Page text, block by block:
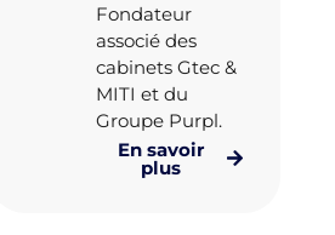
Fondateur
associé des
cabinets Gtec &
MITI et du
Groupe Purpl.
En savoir
plus